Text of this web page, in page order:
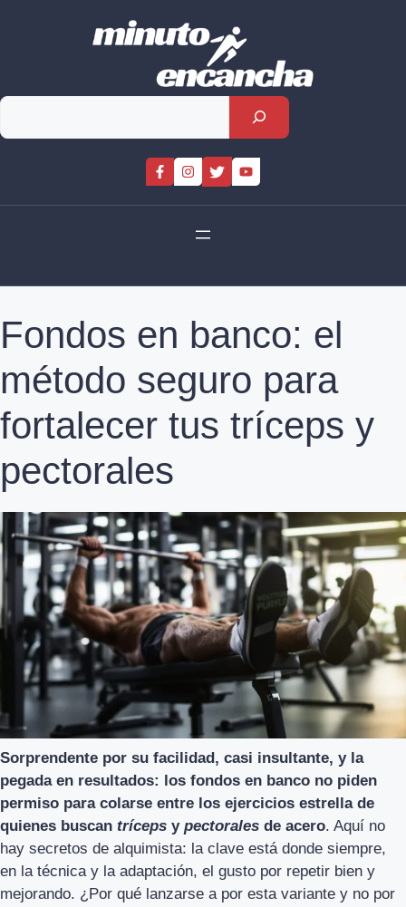
Rechercher
Fondos en banco: el
método seguro para
fortalecer tus tríceps y
pectorales
Sorprendente por su facilidad, casi insultante, y la
pegada en resultados: los fondos en banco no piden
permiso para colarse entre los ejercicios estrella de
quienes buscan tríceps y pectorales de acero. Aquí no
hay secretos de alquimista: la clave está donde siempre,
en la técnica y la adaptación, el gusto por repetir bien y
mejorando. ¿Por qué lanzarse a por esta variante y no por